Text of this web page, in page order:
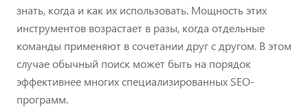
знать, когда и как их использовать. Мощность этих
инструментов возрастает в разы, когда отдельные
команды применяют в сочетании друг с другом. В этом
случае обычный поиск может быть на порядок
эффективнее многих специализированных SEO-
программ.